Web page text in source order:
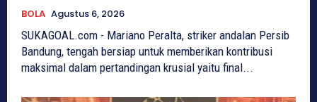
BOLA Agustus 6, 2026
SUKAGOAL.com - Mariano Peralta, striker andalan Persib
Bandung, tengah bersiap untuk memberikan kontribusi
maksimal dalam pertandingan krusial yaitu final...